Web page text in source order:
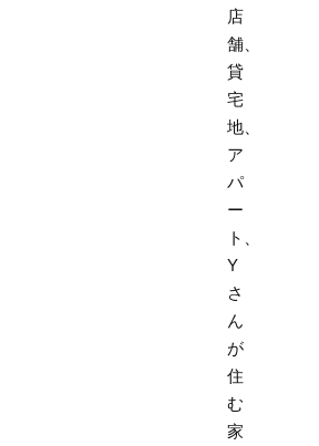
店
舗、
貸
宅
地、
ア
パ
ー
ト、
Y
さ
ん
が
住
む
家